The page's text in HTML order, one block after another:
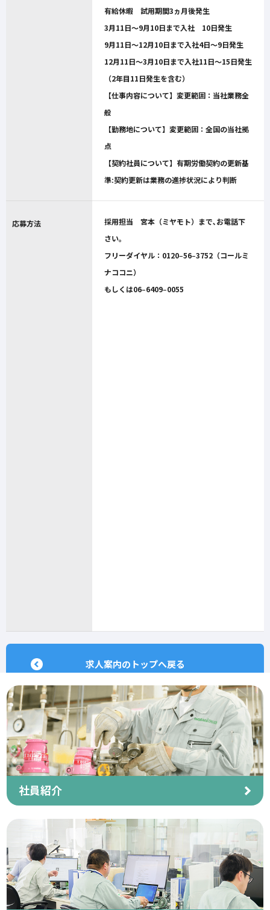
有給休暇 試用期間3ヵ月後発生
3月11日～9月10日まで入社 10日発生
9月11日～12月10日まで入社4日～9日発生
12月11日～3月10日まで入社11日～15日発生
（2年目11日発生を含む）
【仕事内容について】変更範囲：当社業務全
般
【勤務地について】変更範囲：全国の当社拠
点
【契約社員について】有期労働契約の更新基
準:契約更新は業務の進捗状況により判断
応募方法
採用担当 宮本（ミヤモト）まで､お電話下
さい｡
フリーダイヤル：0120‒56‒3752（コールミ
ナココニ）
もしくは06‒6409‒0055
求人案内のトップへ戻る
社員紹介